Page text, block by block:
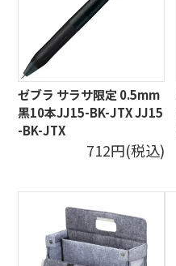
ゼブラ サラサ限定 0.5mm
黒10本JJ15-BK-JTX JJ15
-BK-JTX
712円(税込)